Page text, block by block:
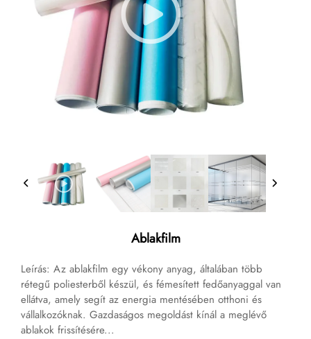
Ablakfilm
Leírás: Az ablakfilm egy vékony anyag, általában több
rétegű poliesterből készül, és fémesített fedőanyaggal van
ellátva, amely segít az energia mentésében otthoni és
vállalkozóknak. Gazdaságos megoldást kínál a meglévő
ablakok frissítésére...